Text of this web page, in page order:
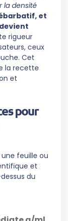
la densité
et
rigueur
ceux
Cet
la recette
et
pour
feuille ou
et
du